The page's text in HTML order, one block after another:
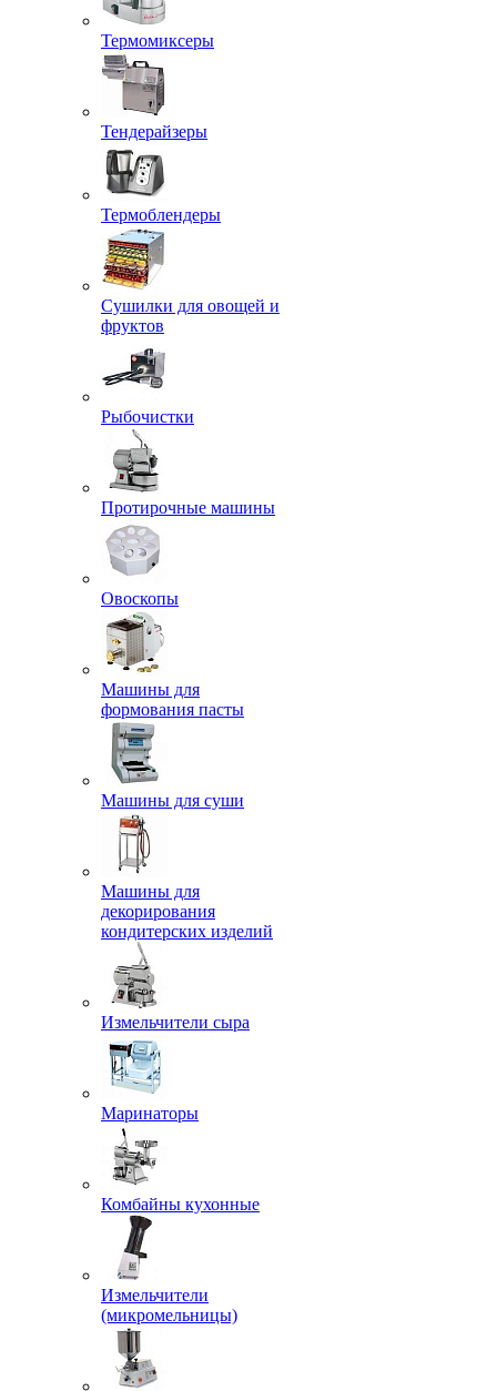
Термомиксеры
Тендерайзеры
Термоблендеры
Сушилки для овощей и
фруктов
Рыбочистки
Протирочные машины
Овоскопы
Машины для
формования пасты
Машины для суши
Машины для
декорирования
кондитерских изделий
Измельчители сыра
Маринаторы
Комбайны кухонные
Измельчители
(микромельницы)